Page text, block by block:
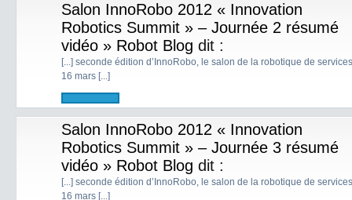
Salon InnoRobo 2012 « Innovation
Robotics Summit » – Journée 2 résumé
vidéo » Robot Blog dit :
[...] seconde édition d’InnoRobo, le salon de la robotique de
16 mars [...]
Salon InnoRobo 2012 « Innovation
Robotics Summit » – Journée 3 résumé
vidéo » Robot Blog dit :
[...] seconde édition d’InnoRobo, le salon de la robotique de
16 mars [...]